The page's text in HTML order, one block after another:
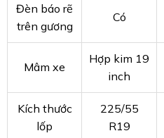
Đèn báo rẽ
trên gương
Có
Mâm xe
Hợp kim 19
inch
Kích thước
lốp
225/55
R19